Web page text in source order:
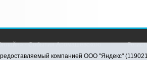
- События Аромашевского
защищены © При использовании
компанией ООО "Яндекс"